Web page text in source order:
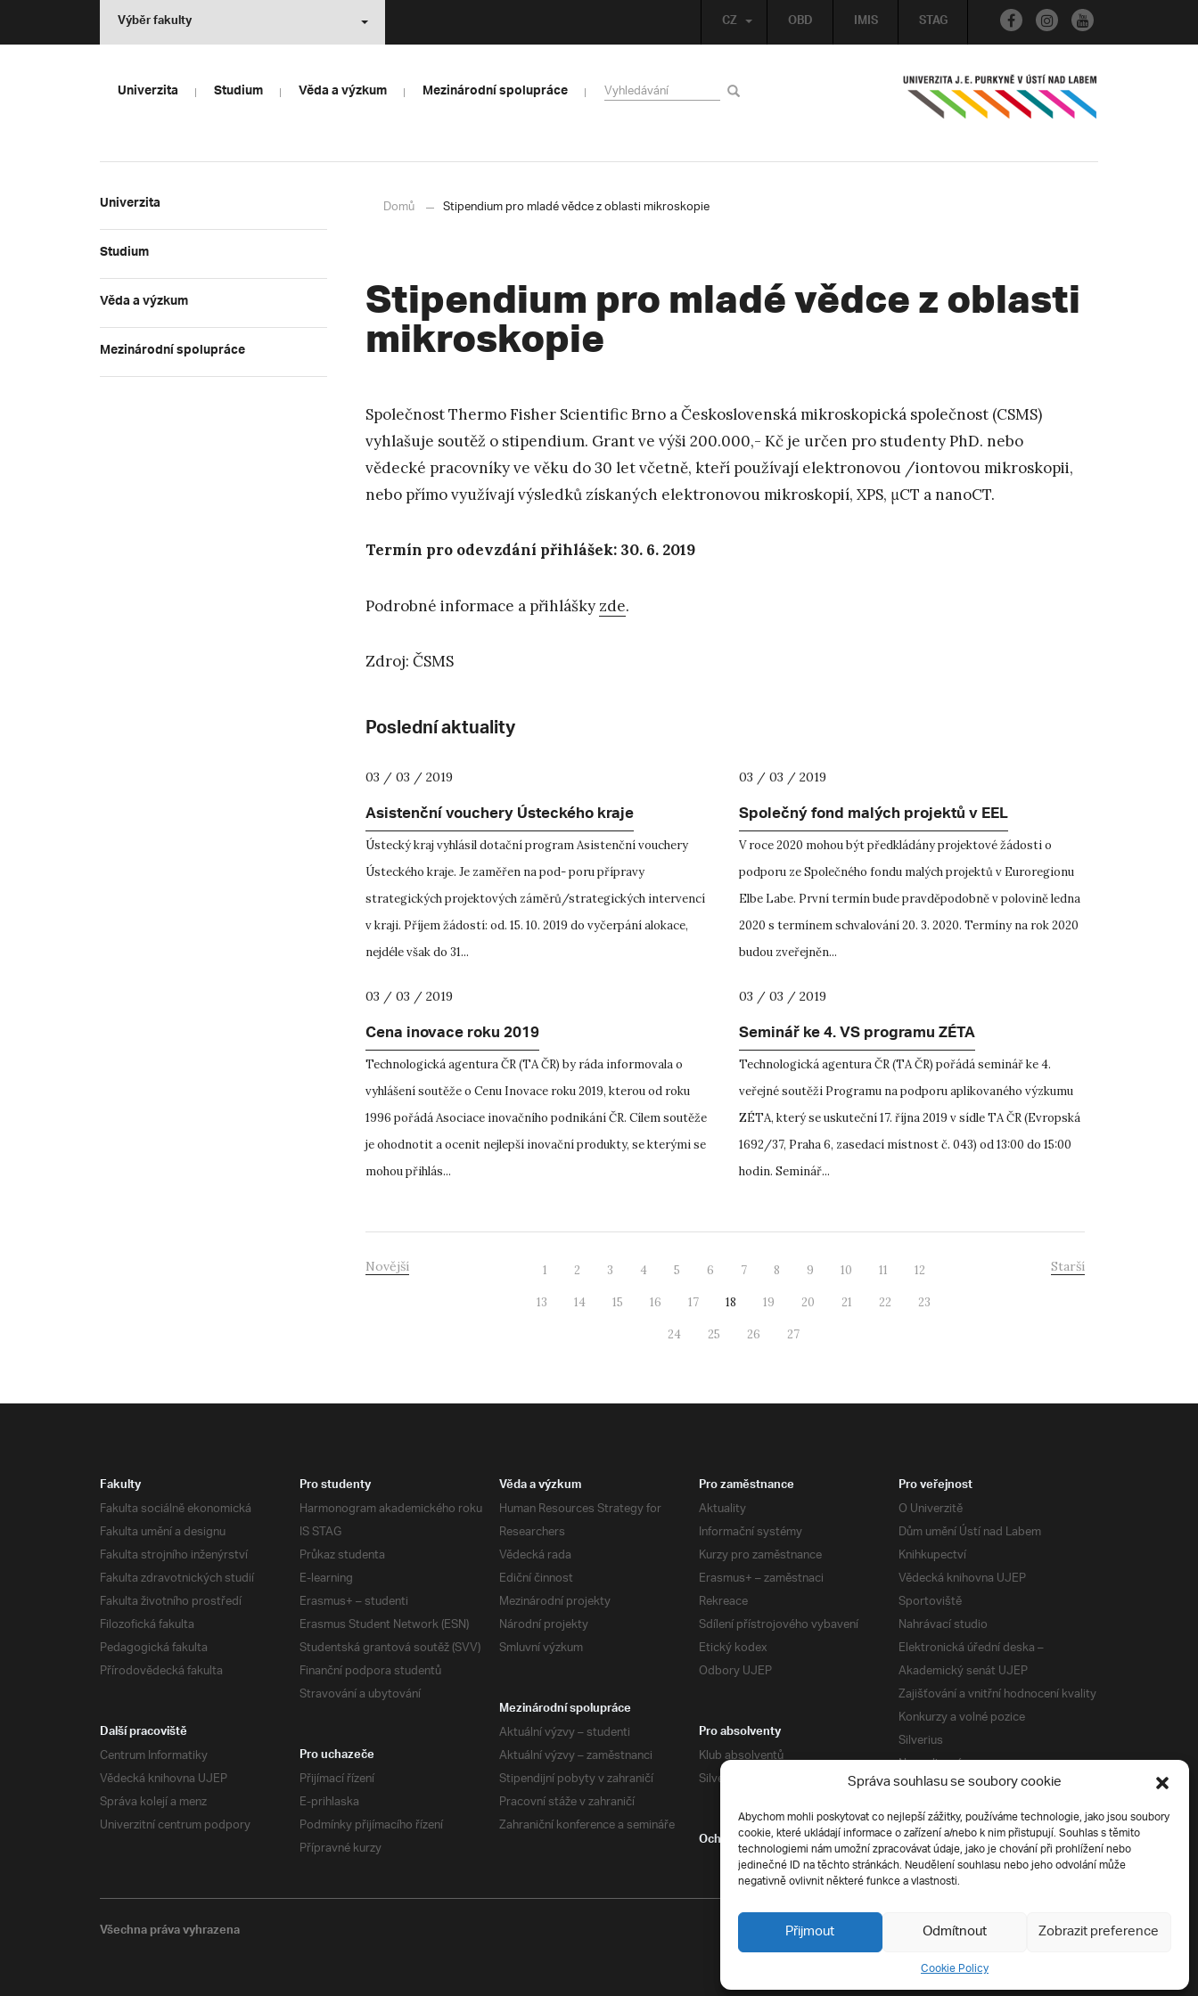
Správa souhlasu se soubory cookie
Abychom mohli poskytovat co nejlepší zážitky, používáme technologie, jako jsou soubory
cookie, které ukládají informace o zařízení a/nebo k nim přistupují. Souhlas s těmito
technologiemi nám umožní zpracovávat údaje, jako je chování při prohlížení nebo
jedinečné ID na těchto stránkách. Neudělení souhlasu nebo jeho odvolání může
negativně ovlivnit některé funkce a vlastnosti.
Přijmout Odmítnout Zobrazit preference
Cookie Policy
OBD IMIS STAG
CZ
Výběr fakulty
Univerzita Studium Věda a výzkum Mezinárodní spolupráce
Univerzita
Studium
Věda a výzkum
Mezinárodní spolupráce
Domů Stipendium pro mladé vědce z oblasti mikroskopie
Stipendium pro mladé vědce z oblasti
mikroskopie
Společnost Thermo Fisher Scientific Brno a Československá mikroskopická společnost (CSMS)
vyhlašuje soutěž o stipendium. Grant ve výši 200.000,- Kč je určen pro studenty PhD. nebo
vědecké pracovníky ve věku do 30 let včetně, kteří používají elektronovou /iontovou mikroskopii,
nebo přímo využívají výsledků získaných elektronovou mikroskopií, XPS, μCT a nanoCT.
Termín pro odevzdání přihlášek: 30. 6. 2019
Podrobné informace a přihlášky zde.
Zdroj: ČSMS
Poslední aktuality
03 / 03 / 2019
Asistenční vouchery Ústeckého kraje
Ústecký kraj vyhlásil dotační program Asistenční vouchery
Ústeckého kraje. Je zaměřen na pod- poru přípravy
strategických projektových záměrů/strategických intervencí
v kraji. Příjem žádostí: od. 15. 10. 2019 do vyčerpání alokace,
nejdéle však do 31...
03 / 03 / 2019
Společný fond malých projektů v EEL
V roce 2020 mohou být předkládány projektové žádosti o
podporu ze Společného fondu malých projektů v Euroregionu
Elbe Labe. První termín bude pravděpodobně v polovině ledna
2020 s termínem schvalování 20. 3. 2020. Termíny na rok 2020
budou zveřejněn...
03 / 03 / 2019
Cena inovace roku 2019
Technologická agentura ČR (TA ČR) by ráda informovala o
vyhlášení soutěže o Cenu Inovace roku 2019, kterou od roku
1996 pořádá Asociace inovačního podnikání ČR. Cílem soutěže
je ohodnotit a ocenit nejlepší inovační produkty, se kterými se
mohou přihlás...
03 / 03 / 2019
Seminář ke 4. VS programu ZÉTA
Technologická agentura ČR (TA ČR) pořádá seminář ke 4.
veřejné soutěži Programu na podporu aplikovaného výzkumu
ZÉTA, který se uskuteční 17. října 2019 v sídle TA ČR (Evropská
1692/37, Praha 6, zasedací místnost č. 043) od 13:00 do 15:00
hodin. Seminář...
Novější 1 2 3 4 5 6 7 8 9 10 11 12
13 14 15 16 17 18 19 20 21 22 23
24 25 26 27
Starší
Fakulty
Fakulta sociálně ekonomická
Fakulta umění a designu
Fakulta strojního inženýrství
Fakulta zdravotnických studií
Fakulta životního prostředí
Filozofická fakulta
Pedagogická fakulta
Přírodovědecká fakulta
Pro studenty
Harmonogram akademického roku
IS STAG
Průkaz studenta
E-learning
Erasmus+ – studenti
Erasmus Student Network (ESN)
Studentská grantová soutěž (SVV)
Finanční podpora studentů
Stravování a ubytování
Věda a výzkum
Human Resources Strategy for
Researchers
Vědecká rada
Ediční činnost
Mezinárodní projekty
Národní projekty
Smluvní výzkum
Pro zaměstnance
Aktuality
Informační systémy
Kurzy pro zaměstnance
Erasmus+ – zaměstnaci
Rekreace
Sdílení přístrojového vybavení
Etický kodex
Odbory UJEP
Pro veřejnost
O Univerzitě
Dům umění Ústí nad Labem
Knihkupectví
Vědecká knihovna UJEP
Sportoviště
Nahrávací studio
Elektronická úřední deska –
Akademický senát UJEP
Zajišťování a vnitřní hodnocení kvality
Konkurzy a volné pozice
Silverius
Napsali o nás
Tiskové zprávy
Mezinárodní spolupráce
Aktuální výzvy – studenti
Aktuální výzvy – zaměstnanci
Stipendijní pobyty v zahraničí
Pracovní stáže v zahraničí
Zahraniční konference a semináře
Další pracoviště
Centrum Informatiky
Vědecká knihovna UJEP
Správa kolejí a menz
Univerzitní centrum podpory
Pro absolventy
Klub absolventů
Silverius
Pro uchazeče
Přijímací řízení
E-prihlaska
Podmínky přijímacího řízení
Přípravné kurzy
Ochrana soukromí
Všechna práva vyhrazena